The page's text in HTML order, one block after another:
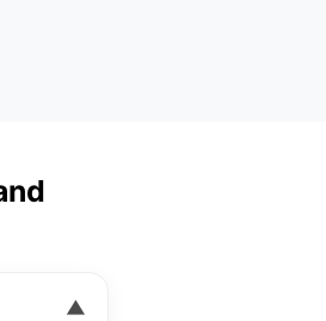
▼